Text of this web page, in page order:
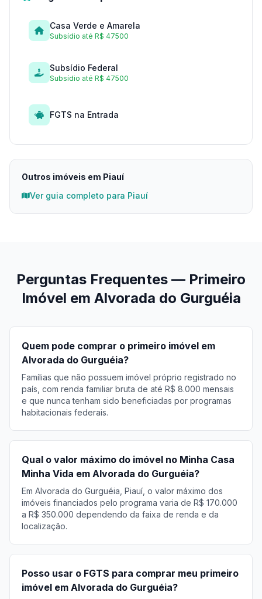
Casa Verde e Amarela
Subsídio até R$ 47500
Subsídio Federal
Subsídio até R$ 47500
FGTS na Entrada
Outros imóveis em Piauí
Ver guia completo para Piauí
Perguntas Frequentes — Primeiro
Imóvel em Alvorada do Gurguéia
Quem pode comprar o primeiro imóvel em
Alvorada do Gurguéia?
Famílias que não possuem imóvel próprio registrado no
país, com renda familiar bruta de até R$ 8.000 mensais
e que nunca tenham sido beneficiadas por programas
habitacionais federais.
Qual o valor máximo do imóvel no Minha Casa
Minha Vida em Alvorada do Gurguéia?
Em Alvorada do Gurguéia, Piauí, o valor máximo dos
imóveis financiados pelo programa varia de R$ 170.000
a R$ 350.000 dependendo da faixa de renda e da
localização.
Posso usar o FGTS para comprar meu primeiro
imóvel em Alvorada do Gurguéia?